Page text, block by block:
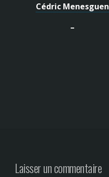
Cédric Menesguen
–
Laisser un commentaire